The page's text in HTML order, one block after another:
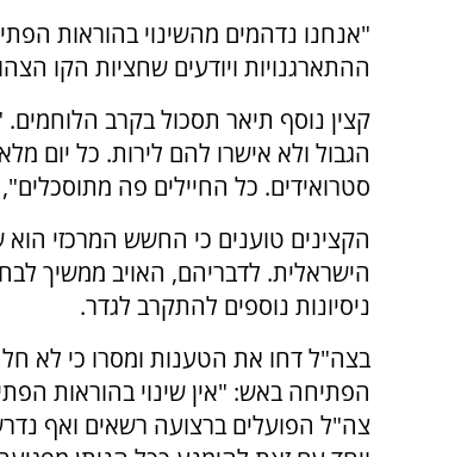
"אנחנו נדהמים מהשינוי בהוראות
ההתארגנויות ויודעים שחציות הקו
קצין נוסף תיאר תסכול בקרב הלוחמים.
סטרואידים. כל החיילים פה
הקצינים טוענים כי החשש המרכזי
הישראלית. לדבריהם, האויב ממשיך
ניסיונות נוספים להתקרב לגדר.
בצה"ל דחו את הטענות ומסרו כי לא חל
הפתיחה באש: "אין שינוי בהוראות
צה"ל הפועלים ברצועה רשאים ואף